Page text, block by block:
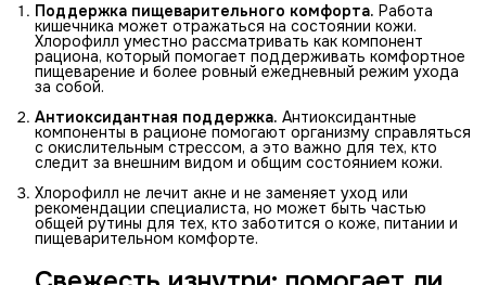
Поддержка пищеварительного комфорта. Работа
кишечника может отражаться на состоянии кожи.
Хлорофилл уместно рассматривать как компонент
рациона, который помогает поддерживать комфортное
пищеварение и более ровный ежедневный режим ухода
за собой.
Антиоксидантная поддержка. Антиоксидантные
компоненты в рационе помогают организму справляться
с окислительным стрессом, а это важно для тех, кто
следит за внешним видом и общим состоянием кожи.
Хлорофилл не лечит акне и не заменяет уход или
рекомендации специалиста, но может быть частью
общей рутины для тех, кто заботится о коже, питании и
пищеварительном комфорте.